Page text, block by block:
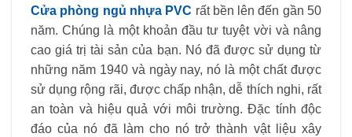
Cửa phòng ngủ nhựa PVC rất bền lên đến gần 50
năm. Chúng là một khoản đầu tư tuyệt vời và nâng
cao giá trị tài sản của bạn. Nó đã được sử dụng từ
những năm 1940 và ngày nay, nó là một chất được
sử dụng rộng rãi, được chấp nhận, dễ thích nghi, rất
an toàn và hiệu quả với môi trường. Đặc tính độc
đáo của nó đã làm cho nó trở thành vật liệu xây